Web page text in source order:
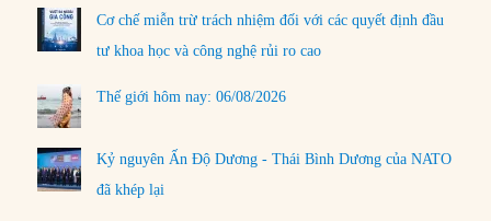
Cơ chế miễn trừ trách nhiệm đối với các quyết định đầu
tư khoa học và công nghệ rủi ro cao
Thế giới hôm nay: 06/08/2026
Kỷ nguyên Ấn Độ Dương - Thái Bình Dương của NATO
đã khép lại